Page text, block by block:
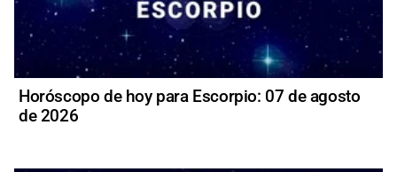
Horóscopo de hoy para Escorpio: 07 de agosto
de 2026